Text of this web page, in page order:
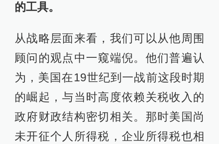
的工具。
从战略层面来看，我们可以从他周围
顾问的观点中一窥端倪。他们普遍认
为，美国在19世纪到一战前这段时期
的崛起，与当时高度依赖关税收入的
政府财政结构密切相关。那时美国尚
未开征个人所得税，企业所得税也相